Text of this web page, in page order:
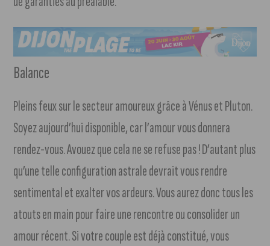
Balance
Pleins feux sur le secteur amoureux grâce à Vénus et Pluton.
Soyez aujourd’hui disponible, car l’amour vous donnera
rendez-vous. Avouez que cela ne se refuse pas ! D’autant plus
qu’une telle configuration astrale devrait vous rendre
sentimental et exalter vos ardeurs. Vous aurez donc tous les
atouts en main pour faire une rencontre ou consolider un
amour récent. Si votre couple est déjà constitué, vous